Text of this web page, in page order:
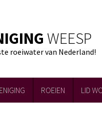
WEESP
roeiwater van Nederland!
ROEIEN LID